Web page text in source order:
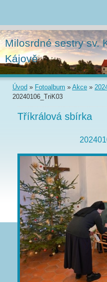
Milosrdné sestry sv.
Kájově
Úvod » Fotoalbum » Akce »
20240106_TriK03
Tříkrálová sbírka